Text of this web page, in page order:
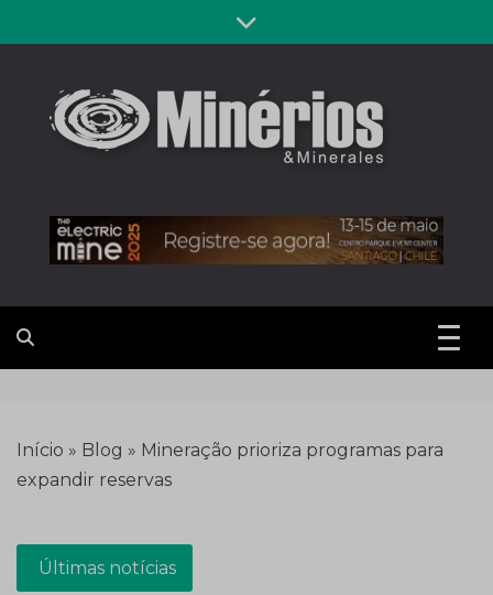
to
Revista
Minérios &
Minerales
Início » Blog » Mineração prioriza programas para
expandir reservas
Últimas notícias